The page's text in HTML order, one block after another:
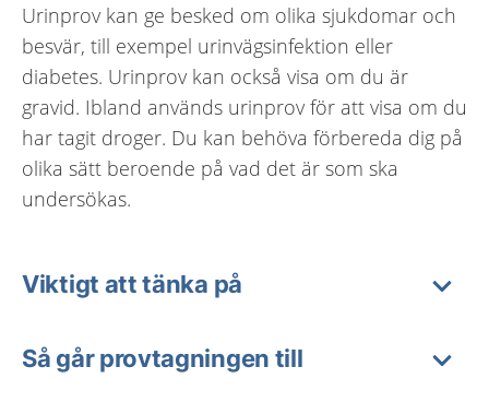
Urinprov kan ge besked om olika sjukdomar och
besvär, till exempel urinvägsinfektion eller
diabetes. Urinprov kan också visa om du är
gravid. Ibland används urinprov för att visa om du
har tagit droger. Du kan behöva förbereda dig på
olika sätt beroende på vad det är som ska
undersökas.
Viktigt att tänka på
Så går provtagningen till